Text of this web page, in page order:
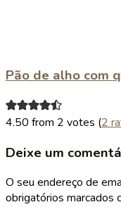
Pão de alho com
4.50 from 2 votes (2
Deixe um
O seu endereço de
obrigatórios marcados